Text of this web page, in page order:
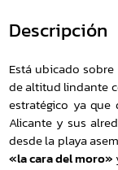
Descripción
Está ubicado sobre
de altitud lindante
estratégico ya
Alicante y sus
desde la playa
«la cara del moro»